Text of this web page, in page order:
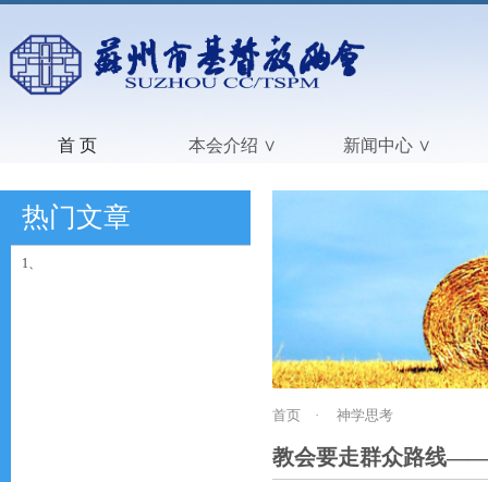
首 页 本会介绍 ∨ 新闻中心 ∨
热门文章
1、
首页 · 神学思考
教会要走群众路线